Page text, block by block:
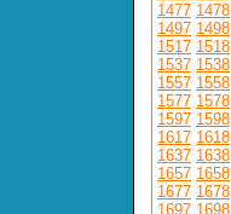
1477 1478
1497 1498
1517 1518
1537 1538
1557 1558
1577 1578
1597 1598
1617 1618
1637 1638
1657 1658
1677 1678
1697 1698